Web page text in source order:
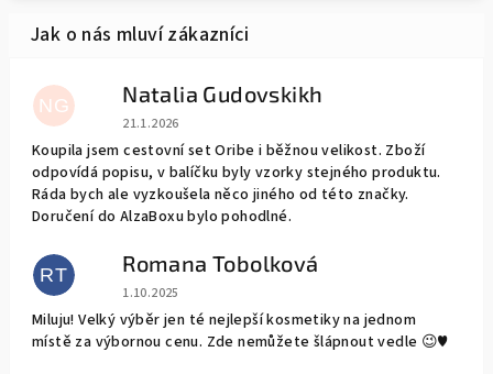
NG Natalia Gudovskikh
Hodnocení obchodu je 5 z 5 hvězdiček.
21.1.2026
Koupila jsem cestovní set Oribe i běžnou velikost. Zboží
odpovídá popisu, v balíčku byly vzorky stejného produktu.
Ráda bych ale vyzkoušela něco jiného od této značky.
Doručení do AlzaBoxu bylo pohodlné.
RT Romana Tobolková
Hodnocení obchodu je 5 z 5 hvězdiček.
1.10.2025
Miluju! Velký výběr jen té nejlepší kosmetiky na jednom
místě za výbornou cenu. Zde nemůžete šlápnout vedle 😉♥️